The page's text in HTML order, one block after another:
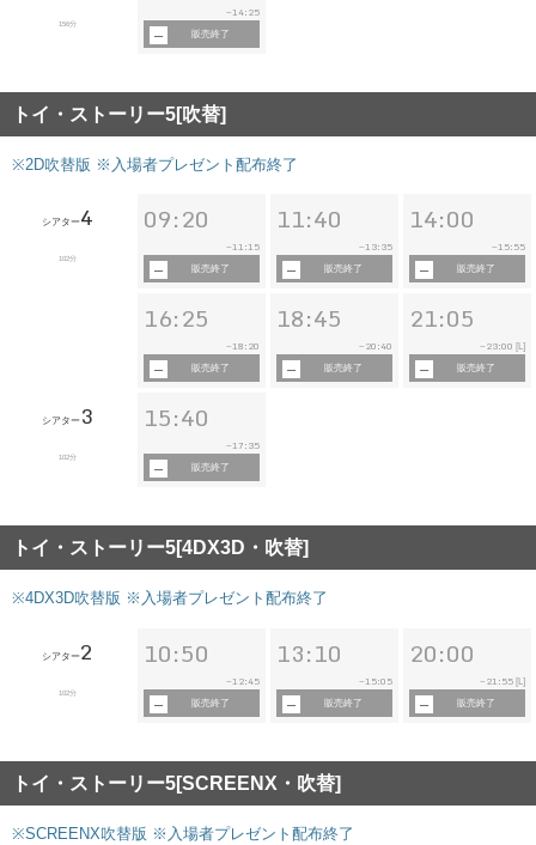
156分
~14:25
販売終了
トイ・ストーリー5[吹替]
※2D吹替版 ※入場者プレゼント配布終了
シアター4
102分
09:20
~11:15
販売終了
11:40
~13:35
販売終了
14:00
~15:55
販売終了
16:25
~18:20
販売終了
18:45
~ 20:40
販売終了
21:05
~ 23:00 [L]
販売終了
シアター 3
102分
15:40
~17:35
販売終了
トイ・ストーリー5[4DX3D・吹替]
※4DX3D吹替版 ※入場者プレゼント配布終了
シアター2
102分
10:50
~12:45
販売終了
13:10
~15:05
販売終了
20:00
~ 21:55 [L]
販売終了
トイ・ストーリー5[SCREENX・吹替]
※SCREENX吹替版 ※入場者プレゼント配布終了